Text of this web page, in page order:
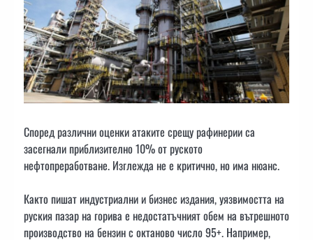
Според различни оценки атаките срещу рафинерии са
засегнали приблизително 10% от руското
нефтопреработване. Изглежда не е критично, но има нюанс.
Както пишат индустриални и бизнес издания, уязвимостта на
руския пазар на горива е недостатъчният обем на вътрешното
производство на бензин с октаново число 95+. Например,